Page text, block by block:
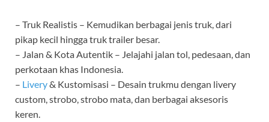
– Truk Realistis – Kemudikan berbagai jenis truk, dari
pikap kecil hingga truk trailer besar.
– Jalan & Kota Autentik – Jelajahi jalan tol, pedesaan, dan
perkotaan khas Indonesia.
– Livery& Kustomisasi – Desain trukmu dengan livery
custom, strobo, strobo mata, dan berbagai aksesoris
keren.